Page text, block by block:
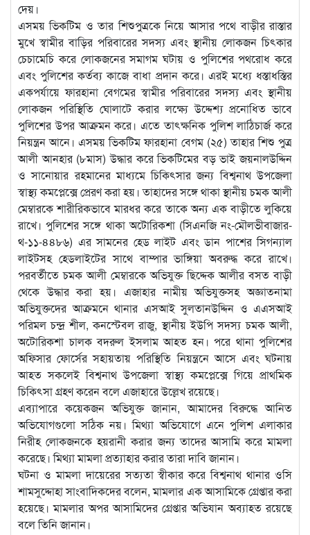
দেয়।
এসময় ভিকটিম ও তার শিশুপুত্রকে নিয়ে আসার পথে বাড়ীর রাস্তার
মুখে স্বামীর বাড়ির পরিবারের সদস্য এবং স্থানীয় লোকজন চিৎকার
চেচামেচি করে লোকজনের সমাগম ঘটায় ও পুলিশের পথরোধ করে
এবং পুলিশের কর্তব্য কাজে বাধা প্রদান করে। এরই মধ্যে ধস্তাধস্তির
একপর্যায়ে ফারহানা বেগমের স্বামীর পরিবারের সদস্য এবং স্থানীয়
লোকজন পরিস্থিতি ঘোলাটে করার লক্ষ্যে উদ্দেশ্য প্রনোধিত ভাবে
পুলিশের উপর আক্রমন করে। এতে তাৎক্ষনিক পুলিশ লাঠিচার্জ করে
নিয়ন্ত্রন আনে। এসময় ভিকটিম ফারহানা বেগম (২৫) তাহার শিশু পুত্র
আলী আনহার (৮মাস) উদ্ধার করে ভিকটিমের বড় ভাই জয়নালউদ্দিন
ও সানোয়ার রহমানের মাধ্যমে চিকিৎসার জন্য বিশ্বনাথ উপজেলা
স্বাস্থ্য কমপ্লেক্সে প্রেরণ করা হয়। তাহাদের সঙ্গে থাকা স্থানীয় চমক আলী
মেম্বারকে শারীরিকভাবে মারধর করে তাকে অন্য এক বাড়ীতে লুকিয়ে
রাখে। পুলিশের সঙ্গে থাকা অটোরিকশা (সিএনজি নং-মৌলভীবাজার-
থ-১১-৪৪৮৬) এর সামনের হেড লাইট এবং ডান পাশের সিগন্যাল
লাইটসহ হেডলাইটের সাথে বাম্পার ভাঙ্গিয়া অবরুদ্ধ করে রাখে।
পরবর্তীতে চমক আলী মেম্বারকে অভিযুক্ত ছিদ্দেক আলীর বসত বাড়ী
থেকে উদ্ধার করা হয়। এজাহার নামীয় অভিযুক্তসহ অজ্ঞাতনামা
অভিযুক্তদের আক্রমনে থানার এসআই সুলতানউদ্দিন ও এএসআই
পরিমল চন্দ্র শীল, কনস্টেবল রাজু, স্থানীয় ইউপি সদস্য চমক আলী,
অটোরিকশা চালক বদরুল ইসলাম আহত হন। পরে থানা পুলিশের
অফিসার ফোর্সের সহায়তায় পরিস্থিতি নিয়ন্ত্রনে আসে এবং ঘটনায়
আহত সকলেই বিশ্বনাথ উপজেলা স্বাস্থ্য কমপ্লেক্সে গিয়ে প্রাথমিক
চিকিৎসা গ্রহণ করেন বলে এজাহারে উল্লেখ রয়েছে।
এব্যাপারে কয়েকজন অভিযুক্ত জানান, আমাদের বিরুদ্ধে আনিত
অভিযোগগুলো সঠিক নয়। মিথ্যা অভিযোগে এনে পুলিশ এলাকার
নিরীহ লোকজনকে হয়রানী করার জন্য তাদের আসামি করে মামলা
করেছে। মিথ্যা মামলা প্রত্যাহার করার তারা দাবি জানান।
ঘটনা ও মামলা দায়েরের সত্যতা স্বীকার করে বিশ্বনাথ থানার ওসি
শামসুদ্দোহা সাংবাদিকদের বলেন, মামলার এক আসামিকে গ্রেপ্তার করা
হয়েছে। মামলার অপর আসামিদের গ্রেপ্তার অভিযান অব্যাহত রয়েছে
বলে তিনি জানান।